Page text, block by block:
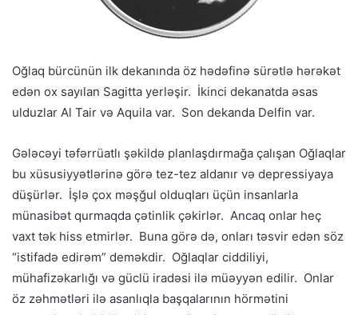
Oğlaq bürcünün ilk dekanında öz hədəfinə sürətlə hərəkət
edən ox sayılan Sagitta yerləşir. İkinci dekanatda əsas
ulduzlar Al Tair və Aquila var. Son dekanda Delfin var.
Gələcəyi təfərrüatlı şəkildə planlaşdırmağa çalışan Oğlaqlar
bu xüsusiyyətlərinə görə tez-tez aldanır və depressiyaya
düşürlər. İşlə çox məşğul olduqları üçün insanlarla
münasibət qurmaqda çətinlik çəkirlər. Ancaq onlar heç
vaxt tək hiss etmirlər. Buna görə də, onları təsvir edən söz
“istifadə edirəm” deməkdir. Oğlaqlar ciddiliyi,
mühafizəkarlığı və güclü iradəsi ilə müəyyən edilir. Onlar
öz zəhmətləri ilə asanlıqla başqalarının hörmətini